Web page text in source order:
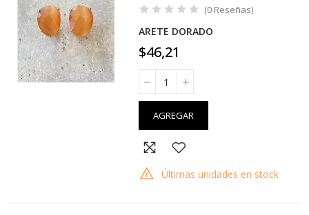
(0 Reseñas)
ARETE DORADO
$46,21
AGREGAR
Últimas unidades en stock